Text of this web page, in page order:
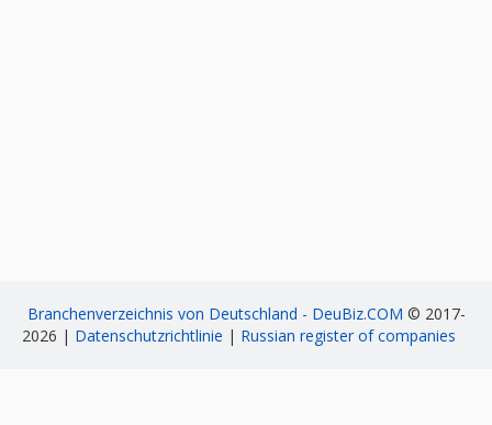
Branchenverzeichnis von Deutschland - DeuBiz.COM © 2017-
2026 | Datenschutzrichtlinie | Russian register of companies